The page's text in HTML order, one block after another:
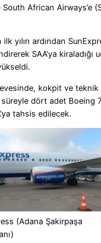
African Airways’e
ilk yılın ardından
SAA’ya kiraladığı
kokpit ve teknik
süreyle dört adet Boeing
tahsis edilecek.
(Adana Şakirpaşa